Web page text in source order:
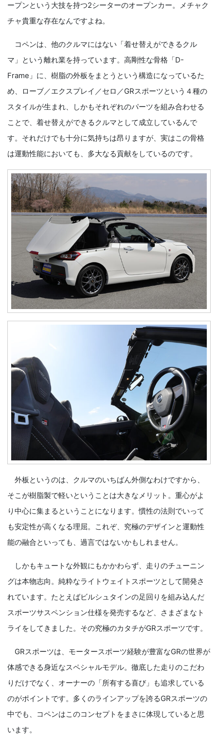
ープンという大技を持つ2シーターのオープンカー。メチャク
チャ貴重な存在なんですよね。
コペンは、他のクルマにはない「着せ替えができるクル
マ」という離れ業を持っています。高剛性な骨格「D-
Frame」に、樹脂の外板をまとうという構造になっているた
め、ローブ／エクスプレイ／セロ／GRスポーツという４種の
スタイルが生まれ、しかもそれぞれのパーツを組み合わせる
ことで、着せ替えができるクルマとして成立しているんで
す。それだけでも十分に気持ちは昂りますが、実はこの骨格
は運動性能においても、多大なる貢献をしているのです。
外板というのは、クルマのいちばん外側なわけですから、
そこが樹脂製で軽いということは大きなメリット。重心がよ
り中心に集まるということになります。慣性の法則でいって
も安定性が高くなる理屈。これぞ、究極のデザインと運動性
能の融合といっても、過言ではないかもしれません。
しかもキュートな外観にもかかわらず、走りのチューニン
グは本物志向。純粋なライトウェイトスポーツとして開発さ
れています。たとえばビルシュタインの足回りを組み込んだ
スポーツサスペンション仕様を発売するなど、さまざまなト
ライをしてきました。その究極のカタチがGRスポーツです。
GRスポーツは、モータースポーツ経験が豊富なGRの世界が
体感できる身近なスペシャルモデル。徹底した走りのこだわ
りだけでなく、オーナーの「所有する喜び」も追求している
のがポイントです。多くのラインアップを誇るGRスポーツの
中でも、コペンはこのコンセプトをまさに体現していると思
います。